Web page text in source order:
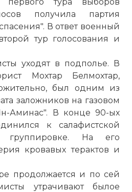
получила партия
В ответ военный
тур голосования и
уходят в подполье. В
Мохтар Белмохтар,
был одним из
заложников на газовом
Аминас". В конце 90-ых
к салафистской
группировке. На его
кровавых терактов и
продолжается и по сей
утрачивают былое